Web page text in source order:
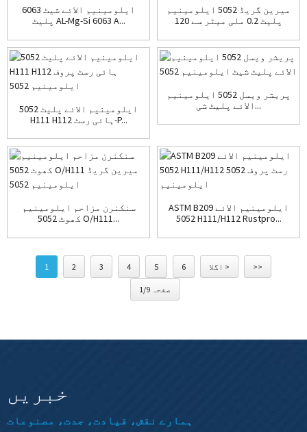
6063 ایلومینیم الائے شیٹ
پلیٹ AL-Mg-Si 6063 A...
میرین گریڈ 5052 ایلومینیم
پلیٹ 0.2 ملی میٹر سے 120
ایلومینیم الائے پلیٹ 5052
H111 H112 ہائی رسٹ-P...
پریشر ویسل 5052 ایلومینیم
الائے پلیٹ شی...
سنکنرن مزاحم ایلومینیم
کھوٹ 5052 O/H111...
ASTM B209 ایلومینیم الائے
5052 H111/H112 Rustpro...
1 2 3 4 5 6 اگلا > >>
صفحہ 1/9
خبریں
ہمارے نقش، قیادت، جدت، مصنوعات